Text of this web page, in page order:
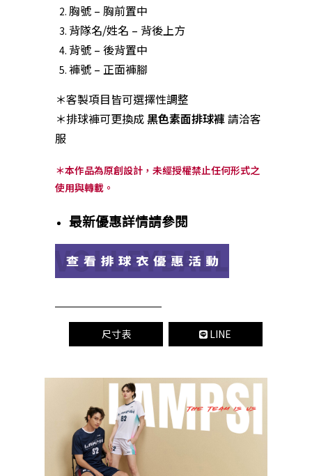
胸號 – 胸前置中
背隊名/姓名 – 背後上方
背號 – 後背置中
褲號 – 正面褲腳
＊客製項目皆可選擇性調整
＊排球褲可更換成黑色素面排球褲請洽客
服
＊本作品為原創設計，未經授權禁止任何形式之
使用與轉載。
最新優惠詳情請參閱
尺寸表 LINE